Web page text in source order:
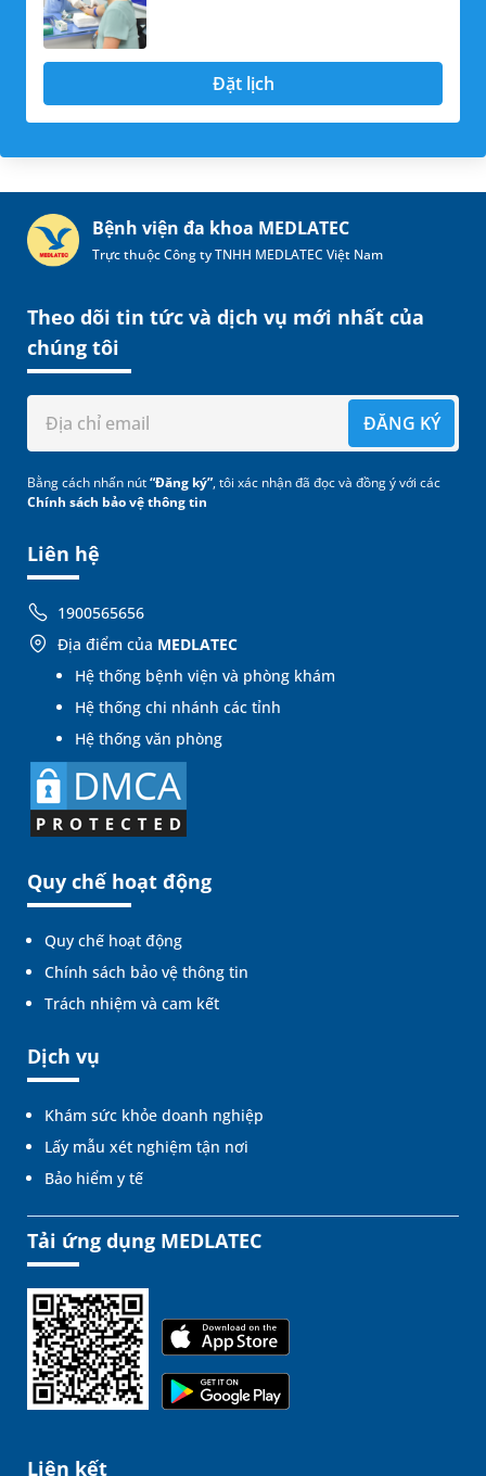
Đặt lịch
Bệnh viện đa khoa MEDLATEC
Trực thuộc Công ty TNHH MEDLATEC Việt Nam
Liên hệ
1900565656
Địa điểm của MEDLATEC
Hệ thống bệnh viện và phòng khám
Hệ thống chi nhánh các tỉnh
Hệ thống văn phòng
Quy chế hoạt động
Quy chế hoạt động
Chính sách bảo vệ thông tin
Trách nhiệm và cam kết
Dịch vụ
Khám sức khỏe doanh nghiệp
Lấy mẫu xét nghiệm tận nơi
Bảo hiểm y tế
Theo dõi tin tức và dịch vụ mới nhất của
chúng tôi
ĐĂNG KÝ
Bằng cách nhấn nút“Đăng ký”, tôi xác nhận đã đọc và đồng ý với các
Chính sách bảo vệ thông tin
Tải ứng dụng MEDLATEC
Liên kết